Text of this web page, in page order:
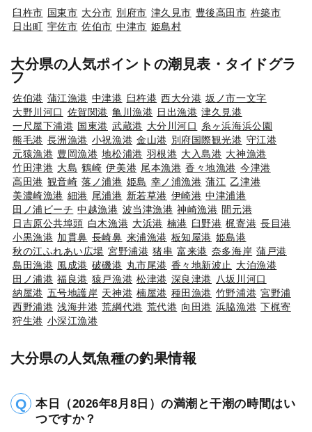
臼杵市 国東市 大分市 別府市 津久見市 豊後高田市 杵築市
日出町 宇佐市 佐伯市 中津市 姫島村
大分県の人気ポイントの潮見表・タイドグラ
フ
佐伯港 蒲江漁港 中津港 臼杵港 西大分港 坂ノ市一文字
大野川河口 佐賀関港 亀川漁港 日出漁港 津久見港
一尺屋下浦港 国東港 武蔵港 大分川河口 糸ヶ浜海浜公園
熊毛港 長洲漁港 小祝漁港 金山港 別府国際観光港 守江港
元猿漁港 豊岡漁港 地松浦港 羽根港 大入島港 大神漁港
竹田津港 大島 鶴崎 伊美港 尾本漁港 香々地漁港 今津港
高田港 観音崎 落ノ浦港 姫島 幸ノ浦漁港 蒲江 乙津港
美濃崎漁港 細港 尾浦港 新若草港 伊崎港 中津浦港
田ノ浦ビーチ 中越漁港 波当津漁港 神崎漁港 間元港
日吉原公共埠頭 白木漁港 大浜港 楠港 臼野港 梶寄港 長目港
小黒漁港 加貫鼻 長崎鼻 来浦漁港 板知屋港 姫島港
秋の江ふれあい広場 宮野浦港 猪串 富来港 奈多海岸 蒲戸港
島田漁港 風成港 破磯港 丸市尾港 香々地新波止
大泊漁港
田ノ浦港 福良港 猿戸漁港 松津港 深良津港 八坂川河口
納屋港 五号地護岸 天神港 楠屋港 種田漁港 竹野浦港 宮野浦
西野浦港 浅海井港 荒綱代港 荒代港 向田港 浜脇漁港 下梶寄
狩生港 小深江漁港
大分県の人気魚種の釣果情報
本日（2026年8月8日）の満潮と干潮の時間はい
つですか？